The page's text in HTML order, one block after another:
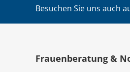
Besuchen Sie uns auch
Frauenberatung &